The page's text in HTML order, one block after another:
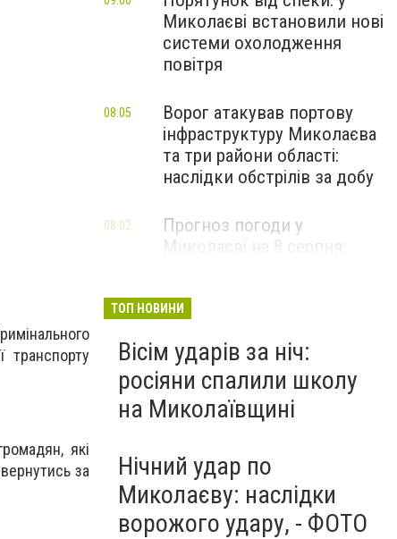
транспорту
які
за
Миколаєві встановили нові
системи охолодження
повітря
Ворог атакував портову
інфраструктуру Миколаєва
та три райони області:
наслідки обстрілів за добу
08:05
Прогноз погоди у
Миколаєві на 8 серпня:
08:02
ТОП НОВИНИ
Вісім ударів за ніч:
росіяни спалили школу
на Миколаївщині
Нічний удар по
Миколаєву: наслідки
ворожого удару, - ФОТО